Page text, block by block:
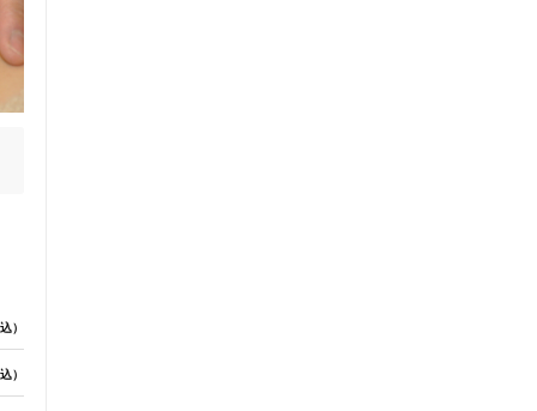
）
）